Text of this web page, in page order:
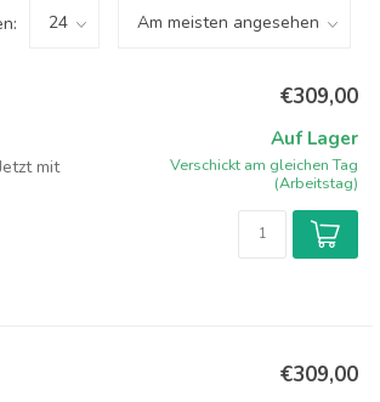
mit
€309,00
Auf Lager
Verschickt am gleichen Tag
(Arbeitstag)
€309,00